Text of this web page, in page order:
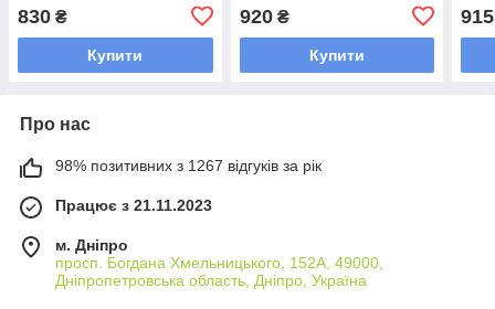
830 ₴
Купити
920₴
Купити
915
Про нас
98% позитивних з 1267 відгуків за рік
Працює з 21.11.2023
м. Дніпро
просп. Богдана Хмельницького, 152А, 49000,
Дніпропетровська область, Дніпро, Україна